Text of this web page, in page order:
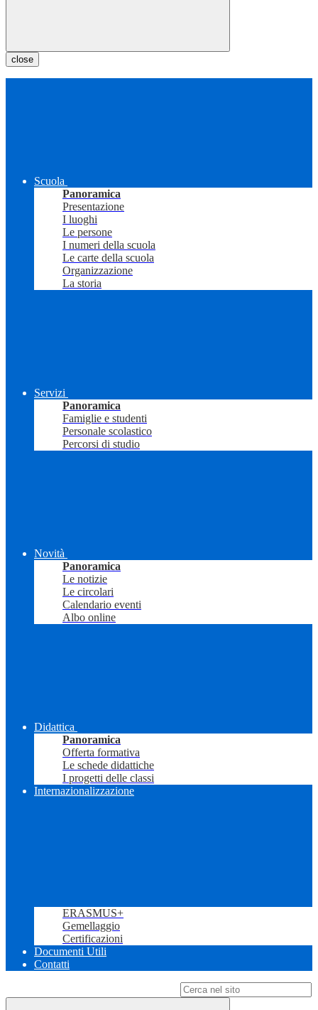
close
Scuola
Panoramica
Presentazione
I luoghi
Le persone
I numeri della scuola
Le carte della scuola
Organizzazione
La storia
Servizi
Panoramica
Famiglie e studenti
Personale scolastico
Percorsi di studio
Novità
Panoramica
Le notizie
Le circolari
Calendario eventi
Albo online
Didattica
Panoramica
Offerta formativa
Le schede didattiche
I progetti delle classi
Internazionalizzazione
ERASMUS+
Gemellaggio
Certificazioni
Documenti Utili
Contatti